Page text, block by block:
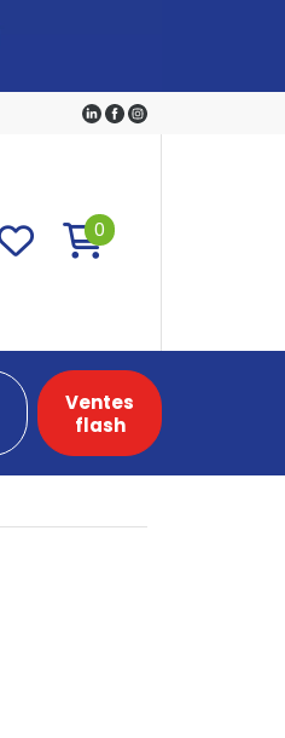
0
Ventes
flash